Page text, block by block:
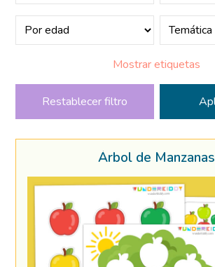
Mostrar etiquetas
Restablecer filtro
Árbol de Manzanas